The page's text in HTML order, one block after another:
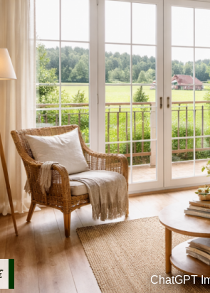
ChatGPT